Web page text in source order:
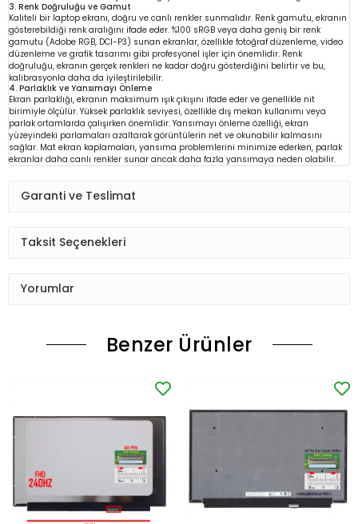
3. Renk Doğruluğu ve Gamut
Kaliteli bir laptop ekranı, doğru ve canlı renkler sunmalıdır. Renk gamutu, ekranın
gösterebildiği renk aralığını ifade eder. %100 sRGB veya daha geniş bir renk
gamutu (Adobe RGB, DCI-P3) sunan ekranlar, özellikle fotoğraf düzenleme, video
düzenleme ve grafik tasarımı gibi profesyonel işler için önemlidir. Renk
doğruluğu, ekranın gerçek renkleri ne kadar doğru gösterdiğini belirtir ve bu,
kalibrasyonla daha da iyileştirilebilir.
4. Parlaklık ve Yansımayı Önleme
Ekran parlaklığı, ekranın maksimum ışık çıkışını ifade eder ve genellikle nit
birimiyle ölçülür. Yüksek parlaklık seviyesi, özellikle dış mekan kullanımı veya
parlak ortamlarda çalışırken önemlidir. Yansımayı önleme özelliği, ekran
yüzeyindeki parlamaları azaltarak görüntülerin net ve okunabilir kalmasını
sağlar. Mat ekran kaplamaları, yansıma problemlerini minimize ederken, parlak
ekranlar daha canlı renkler sunar ancak daha fazla yansımaya neden olabilir.
Garanti ve Teslimat
Taksit Seçenekleri
Yorumlar
Benzer Ürünler